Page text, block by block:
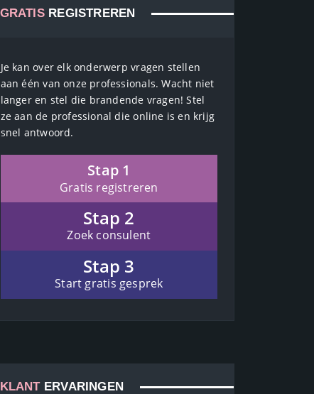
GRATISREGISTREREN
Je kan over elk onderwerp vragen stellen
aan één van onze professionals. Wacht niet
langer en stel die brandende vragen! Stel
ze aan de professional die online is en krijg
snel antwoord.
Stap 1
Gratis registreren
Stap 2
Zoek consulent
Stap 3
Start gratis gesprek
KLANTERVARINGEN